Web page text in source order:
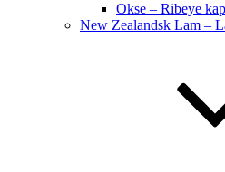
Okse – Ribeye
New Zealandsk Lam –